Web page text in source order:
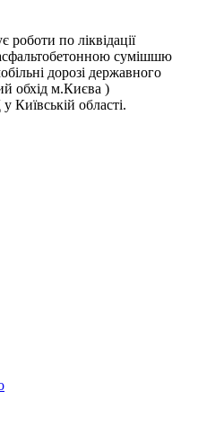
по ліквідації
сумішшю
дорозі державного
обхід м.Києва )
Київській області.